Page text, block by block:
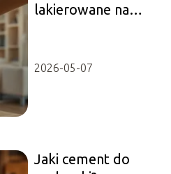
lakierowane na
2026-05-07
Jaki cement do